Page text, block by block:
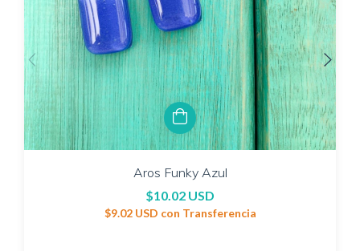
Aros Funky Azul
$10.02 USD
$9.02 USD con Transferencia